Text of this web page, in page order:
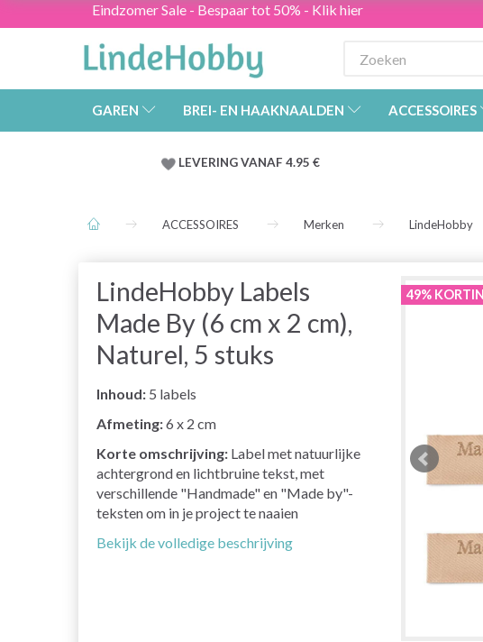
Eindzomer Sale - Bespaar tot 50% - Klik hier
GAREN BREI- EN HAAKNAALDEN ACCESSOIRES
LEVERING VANAF 4.95 €
ACCESSOIRES Merken LindeHobby
LindeHobby Labels
Made By (6 cm x 2 cm),
Naturel, 5 stuks
Inhoud: 5 labels
Afmeting:6 x 2 cm
Korte omschrijving: Label met natuurlijke
achtergrond en lichtbruine tekst, met
verschillende "Handmade" en "Made by"-
teksten om in je project te naaien
Bekijk de volledige beschrijving
49%